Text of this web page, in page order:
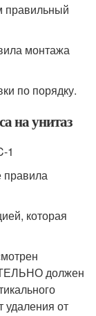
правильный
монтажа
по порядку.
на унитаз
1
правила
которая
должен
удаления от